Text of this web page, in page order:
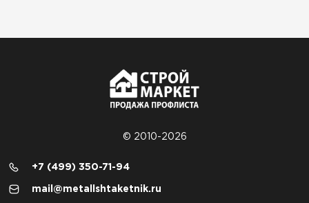
© 2010-2026
+7 (499) 350-71-94
mail@metallshtaketnik.ru